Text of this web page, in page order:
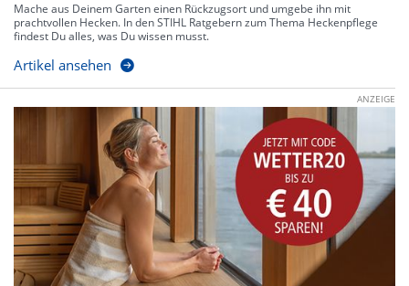
Mache aus Deinem Garten einen Rückzugsort und umgebe ihn mit
prachtvollen Hecken. In den STIHL Ratgebern zum Thema Heckenpflege
findest Du alles, was Du wissen musst.
Artikel ansehen
ANZEIGE